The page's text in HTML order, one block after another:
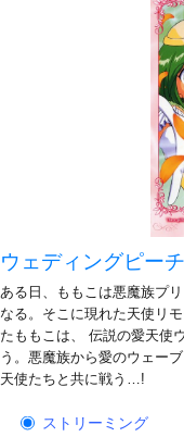
ウェディングピー
ある日、ももこは悪魔族プ
なる。そこに現れた天使リ
たももこは、 伝説の愛天使
う。悪魔族から愛のウェー
天使たちと共に戦う…!
ストリーミング